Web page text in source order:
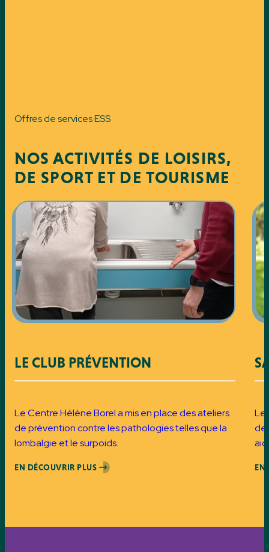
Offres de services ESS
NOS ACTIVITÉS DE LOISIRS,
DE SPORT ET DE TOURISME
LE CLUB PRÉVENTION
Le Centre Hélène Borel a mis en place des ateliers
de prévention contre les pathologies telles que la
lombalgie et le surpoids.
EN DÉCOUVRIR PLUS
Le
de
EN